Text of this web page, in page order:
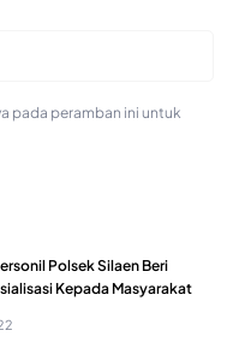
pada peramban ini untuk
Polsek Silaen Beri
Kepada Masyarakat